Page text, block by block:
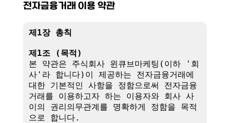
전자금융거래 이용 약관
제1장 총칙
제1조 (목적)
본 약관은 주식회사 윈큐브마케팅(이하 '회
사'라 합니다)이 제공하는 전자금융거래에
대한 기본적인 사항을 정함으로써 전자금융
거래를 이용하고자 하는 이용자와 회사 사
이의 권리의무관계를 명확하게 정함을 목적
으로 합니다.